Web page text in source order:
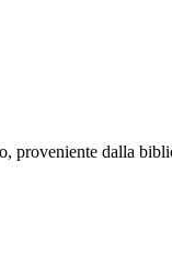
proveniente dalla